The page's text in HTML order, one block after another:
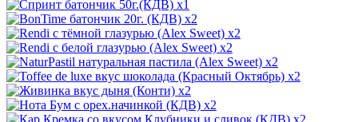
x1
x2
x2
x2
x2
x2
x2
x2